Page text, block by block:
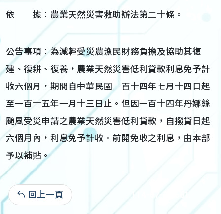
依 據：農業天然災害救助辦法第二十條。
公告事項：為減輕受災農漁民財務負擔及協助其復
建、復耕、復養，農業天然災害低利貸款利息免予計
收六個月，期間自中華民國一百十四年七月十四日起
至一百十五年一月十三日止。但因一百十四年丹娜絲
颱風受災申請之農業天然災害低利貸款，自撥貸日起
六個月內，利息免予計收。前開免收之利息，由本部
予以補貼。
回上一頁